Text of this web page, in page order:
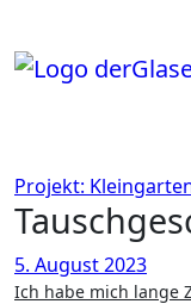
springen
Projekt:
5. August 2023
Ich habe mich lange Zeit gegen einen Akkurasenmäher